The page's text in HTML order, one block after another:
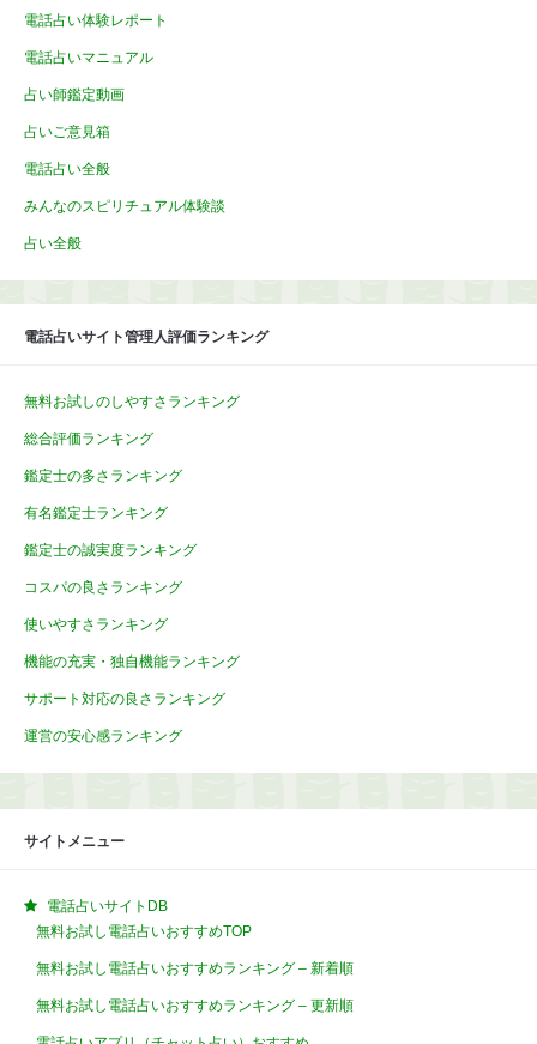
電話占い体験レポート
電話占いマニュアル
占い師鑑定動画
占いご意見箱
電話占い全般
みんなのスピリチュアル体験談
占い全般
電話占いサイト管理人評価ランキング
無料お試しのしやすさランキング
総合評価ランキング
鑑定士の多さランキング
有名鑑定士ランキング
鑑定士の誠実度ランキング
コスパの良さランキング
使いやすさランキング
機能の充実・独自機能ランキング
サポート対応の良さランキング
運営の安心感ランキング
サイトメニュー
電話占いサイトDB
無料お試し電話占いおすすめTOP
無料お試し電話占いおすすめランキング – 新着順
無料お試し電話占いおすすめランキング – 更新順